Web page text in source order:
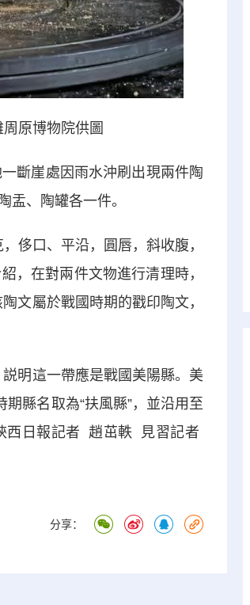
原博物院供圖
斷崖處因雨水沖刷出現兩件陶
盂、陶罐各一件。
口、平沿，圓唇，斜收腹，
，在對兩件文物進行清理時，
文屬於戰國時期的戳印陶文，
明這一帶應是戰國美陽縣。美
縣名取為“扶風縣”，並沿用至
西日報記者 趙茁軼 見習記者
分享：